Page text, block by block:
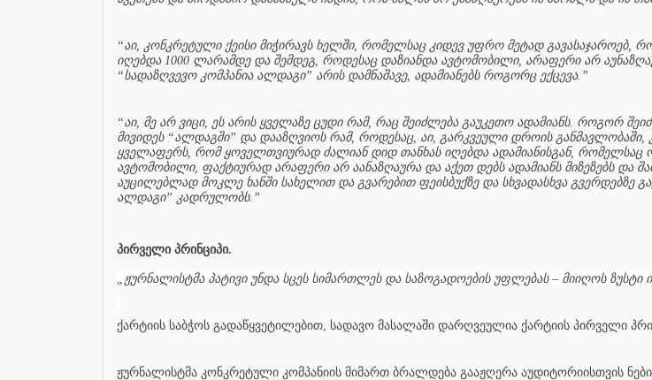
“აი, კონკრეტული ქეისი მიჭირავს ხელში, რომელსაც კიდევ უფრო მეტად გავასაჯაროებ,
იღებდა 1000 ლარამდე და შემდეგ, როდესაც დაზიანდა ავტომობილი, არაფერი არ
“სადაზღვევო კომპანია ალდაგი” არის დამნაშავე, ადამიანებს როგორც ექცევა.”
“აი, მე არ ვიცი, ეს არის ყველაზე ცუდი რამ, რაც შეიძლება გაუკეთო ადამიანს. როგორ
მივიდეს “ალდაგში” და დააზღვიოს რამ, როდესაც, აი, გარკვეული დროის განმავლობაში,
ყველაფერს, რომ ყოველთვიურად ძალიან დიდ თანხას იღებდა ადამიანისგან,
ავტომობილი, ფაქტიურად არაფერი არ აანაზღაურა და აქეთ დებს ადამიანს მიზეზებს და
აუცილებლად მოკლე ხანში სახელით და გვარებით ფეისბუქზე და სხვადასხვა გვერდებზე
ალდაგი” კადრულობს.”
პირველი პრინციპი.
„ჟურნალისტმა პატივი უნდა სცეს სიმართლეს და საზოგადოების უფლებას – მიიღოს ზუსტი
ქარტიის საბჭოს გადაწყვეტილებით, სადავო მასალაში დარღვეულია ქარტიის პირველი
ჟურნალისტმა კონკრეტული კომპანიის მიმართ ბრალდება გააჟღერა აუდიტორიისთვის